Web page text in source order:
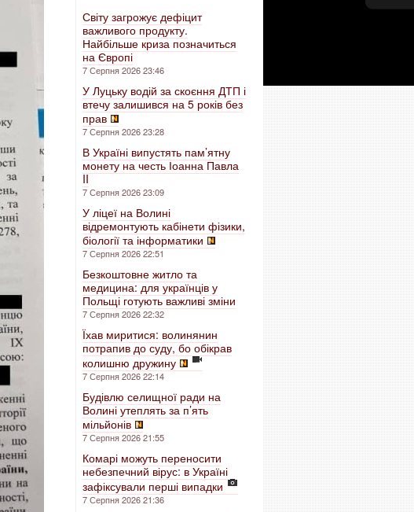
Світу загрожує дефіцит
важливого продукту.
Найбільше криза позначиться
на Європі
7 Серпня 2026 23:46
У Луцьку водій за скоєння ДТП і
втечу залишився на 5 років без
прав
7 Серпня 2026 23:28
В Україні випустять пам’ятну
монету на честь Іоанна Павла
II
7 Серпня 2026 23:09
У ліцеї на Волині
відремонтують кабінети фізики,
біології та інформатики
7 Серпня 2026 22:51
Безкоштовне житло та
медицина: для українців у
Польщі готують важливі зміни
7 Серпня 2026 22:32
Їхав миритися: волинянин
потрапив до суду, бо обікрав
колишню дружину
7 Серпня 2026 22:14
Будівлю селищної ради на
Волині утеплять за п’ять
мільйонів
7 Серпня 2026 21:55
Комарі можуть переносити
небезпечний вірус: в Україні
зафіксували перші випадки
7 Серпня 2026 21:36